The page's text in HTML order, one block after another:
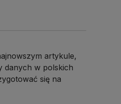
artykule,
danych w polskich
się na